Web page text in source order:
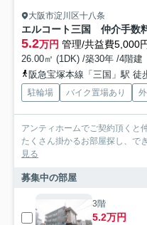
大阪市淀川区十八条
エルコート三国 仲介手数
5.2万円 管理/共益費5,000
26.00㎡ (1DK) /築30年 /4階建
阪急宝塚本線「三国」駅 徒
駐輪場 バイク置場あり
アンティホームでご契約頂く
たくさん掛かるお部屋探し、で
見る
募集中の部屋
3階
5.2万円